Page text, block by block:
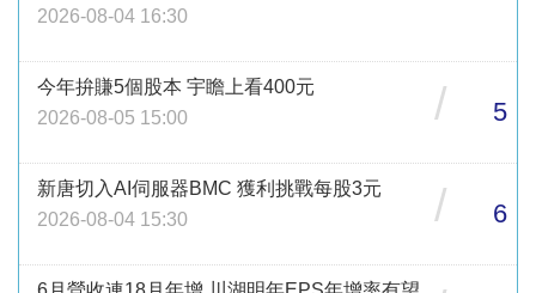
2026-08-04 16:30
今年拚賺5個股本 宇瞻上看400元
2026-08-05 15:00
/ 5
新唐切入AI伺服器BMC 獲利挑戰每股3元
2026-08-04 15:30
/ 6